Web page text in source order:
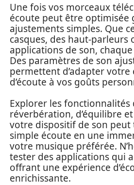
Une fois vos morceaux
écoute peut être optimisée
ajustements simples. Que
casques, des haut-parleurs
applications de son,
Des paramètres de son
permettent d’adapter votre
d’écoute à vos goûts
Explorer les fonctionnalités
réverbération, d’équilibre
votre dispositif de son
simple écoute en une
votre musique préférée.
tester des applications qui
offrant une expérience
enrichissante.